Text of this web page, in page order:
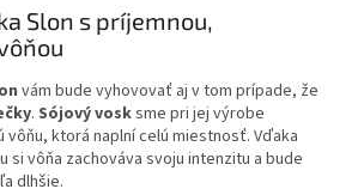
Slon s príjemnou,
vám bude vyhovovať aj v tom prípade, že
. Sójový vosksme pri jej výrobe
vôňu, ktorá naplní celú miestnosť. Vďaka
si vôňa zachováva svoju intenzitu a bude
dlhšie.